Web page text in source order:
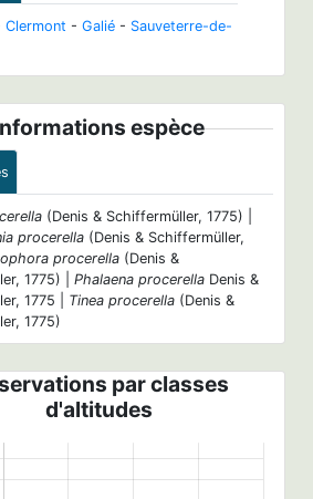
Clermont - Galié - Sauveterre-de-
espèce
(Denis & Schiffermüller, 1775) |
procerella (Denis & Schiffermüller,
procerella (Denis &
1775) | Phalaena procerella Denis &
1775 | Tinea procerella (Denis &
1775)
par classes
d'altitudes